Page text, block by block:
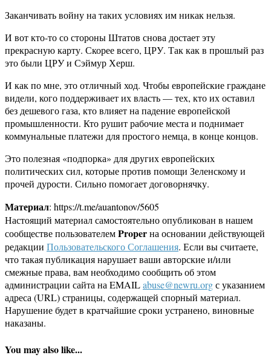
Заканчивать войну на таких условиях им никак нельзя.
И вот кто-то со стороны Штатов снова достает эту
прекрасную карту. Скорее всего, ЦРУ. Так как в прошлый раз
это были ЦРУ и Сэймур Херш.
И как по мне, это отличный ход. Чтобы европейские граждане
видели, кого поддерживает их власть — тех, кто их оставил
без дешевого газа, кто влияет на падение европейской
промышленности. Кто рушит рабочие места и поднимает
коммунальные платежи для простого немца, в конце концов.
Это полезная «подпорка» для других европейских
политических сил, которые против помощи Зеленскому и
прочей дурости. Сильно помогает договорнячку.
Материал: https://t.me/auantonov/5605
Настоящий материал самостоятельно опубликован в нашем
сообществе пользователемProperна основании действующей
редакции Пользовательского Соглашения. Если вы считаете,
что такая публикация нарушает ваши авторские и/или
смежные права, вам необходимо сообщить об этом
администрации сайта на EMAILabuse@newru.orgс указанием
адреса (URL) страницы, содержащей спорный материал.
Нарушение будет в кратчайшие сроки устранено, виновные
наказаны.
You may also like...